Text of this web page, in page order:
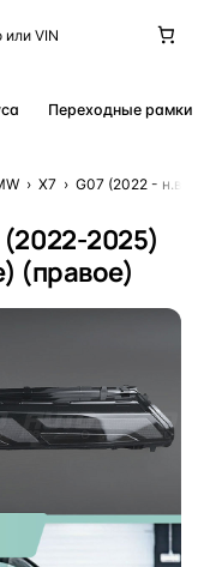
Переходные рамки
› X7 › G07 (2022 - н.в.)
(2022-2025)
(правое)